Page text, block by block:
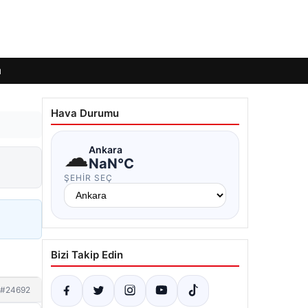
#24692
Hava Durumu
☁Ankara
NaN°C
ŞEHIR SEÇ
Bizi Takip Edin